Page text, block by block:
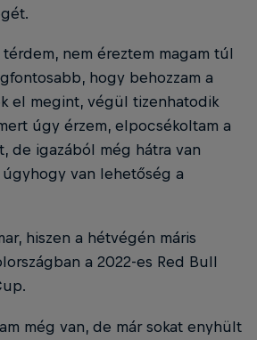
térdem, nem éreztem magam túl
hogy behozzam a
el megint, végül tizenhatodik
úgy érzem, elpocsékoltam a
de igazából még hátra van
van lehetőség a
hiszen a hétvégén máris
a 2022-es Red Bull
még van, de már sokat enyhült